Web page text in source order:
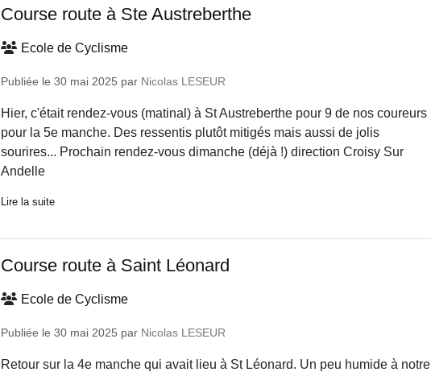
Course route à Ste Austreberthe
Ecole de Cyclisme
Publiée le 30 mai 2025 par Nicolas LESEUR
Hier, c'était rendez-vous (matinal) à St Austreberthe pour 9 de nos coureurs
pour la 5e manche. Des ressentis plutôt mitigés mais aussi de jolis
sourires... Prochain rendez-vous dimanche (déjà !) direction Croisy Sur
Andelle
Lire la suite
Course route à Saint Léonard
Ecole de Cyclisme
Publiée le 30 mai 2025 par Nicolas LESEUR
Retour sur la 4e manche qui avait lieu à St Léonard. Un peu humide à notre